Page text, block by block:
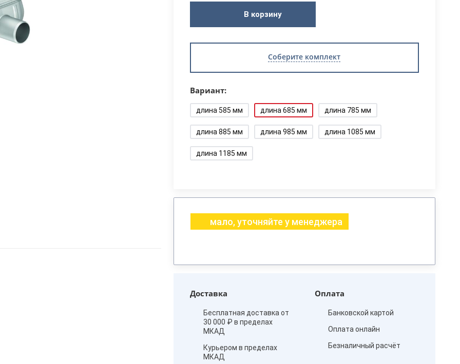
В корзину
Соберите комплект
Вариант:
длина 585 мм длина 685 мм длина 785 мм
длина 885 мм длина 985 мм длина 1085 мм
длина 1185 мм
мало, уточняйте у менеджера
Доставка
Бесплатная доставка от
30 000 ₽ в пределах
МКАД
Курьером в пределах
МКАД
Оплата
Банковской картой
Оплата онлайн
Безналичный расчёт